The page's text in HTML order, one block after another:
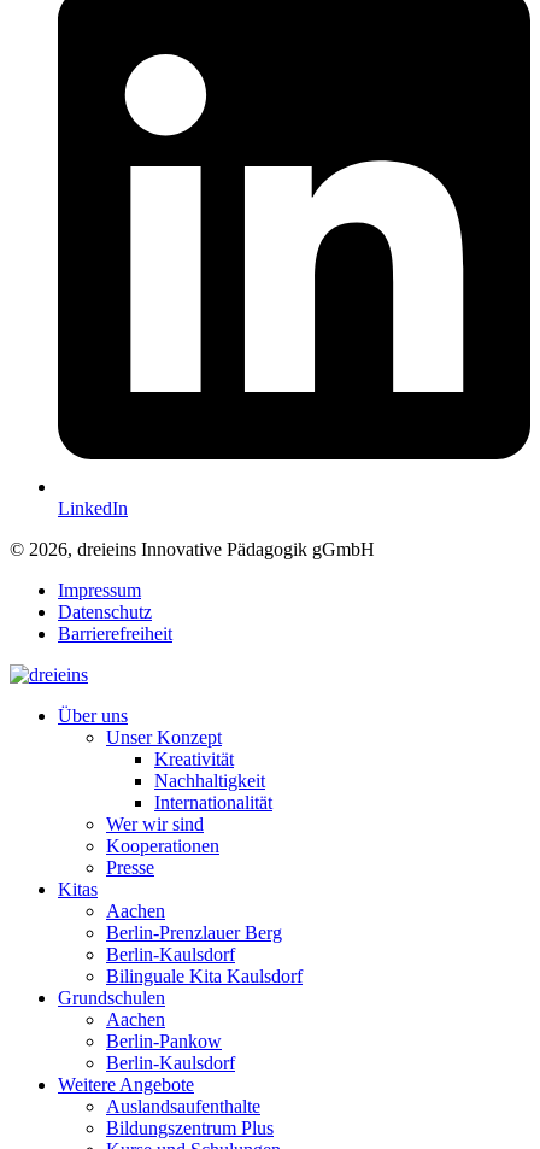
LinkedIn
© 2026, dreieins Innovative Pädagogik gGmbH
Impressum
Datenschutz
Barrierefreiheit
Über uns
Unser Konzept
Kreativität
Nachhaltigkeit
Internationalität
Wer wir sind
Kooperationen
Presse
Kitas
Aachen
Berlin-Prenzlauer Berg
Berlin-Kaulsdorf
Bilinguale Kita Kaulsdorf
Grundschulen
Aachen
Berlin-Pankow
Berlin-Kaulsdorf
Weitere Angebote
Auslandsaufenthalte
Bildungszentrum Plus